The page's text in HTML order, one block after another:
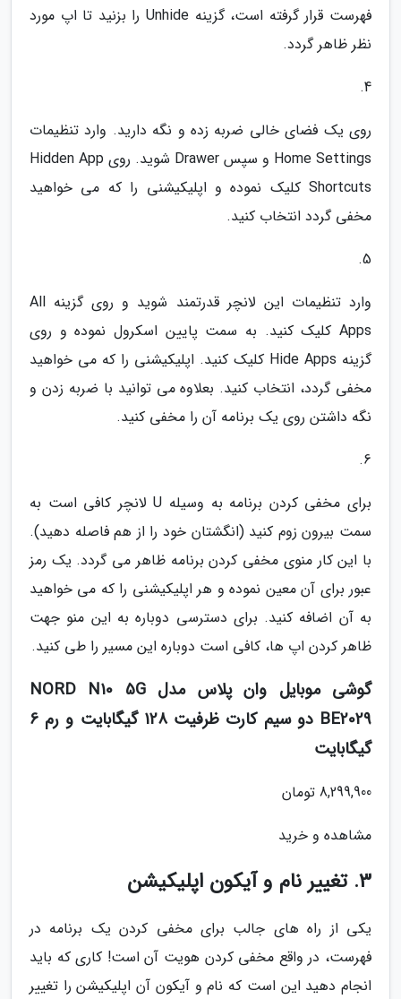
فهرست قرار گرفته است، گزینه Unhide را بزنید تا اپ مورد
نظر ظاهر گردد.
4.
روی یک فضای خالی ضربه زده و نگه دارید. وارد تنظیمات
Home Settings و سپس Drawer شوید. روی Hidden App
Shortcuts کلیک نموده و اپلیکیشنی را که می خواهید
مخفی گردد انتخاب کنید.
5.
وارد تنظیمات این لانچر قدرتمند شوید و روی گزینه All
Apps کلیک کنید. به سمت پایین اسکرول نموده و روی
گزینه Hide Apps کلیک کنید. اپلیکیشنی را که می خواهید
مخفی گردد، انتخاب کنید. بعلاوه می توانید با ضربه زدن و
نگه داشتن روی یک برنامه آن را مخفی کنید.
6.
برای مخفی کردن برنامه به وسیله U لانچر کافی است به
سمت بیرون زوم کنید (انگشتان خود را از هم فاصله دهید).
با این کار منوی مخفی کردن برنامه ظاهر می گردد. یک رمز
عبور برای آن معین نموده و هر اپلیکیشنی را که می خواهید
به آن اضافه کنید. برای دسترسی دوباره به این منو جهت
ظاهر کردن اپ ها، کافی است دوباره این مسیر را طی کنید.
گوشی موبایل وان پلاس مدل NORD N10 5G
BE2029 دو سیم کارت ظرفیت 128 گیگابایت و رم 6
گیگابایت
8,299,900 تومان
مشاهده و خرید
3. تغییر نام و آیکون اپلیکیشن
یکی از راه های جالب برای مخفی کردن یک برنامه در
فهرست، در واقع مخفی کردن هویت آن است! کاری که باید
انجام دهید این است که نام و آیکون آن اپلیکیشن را تغییر